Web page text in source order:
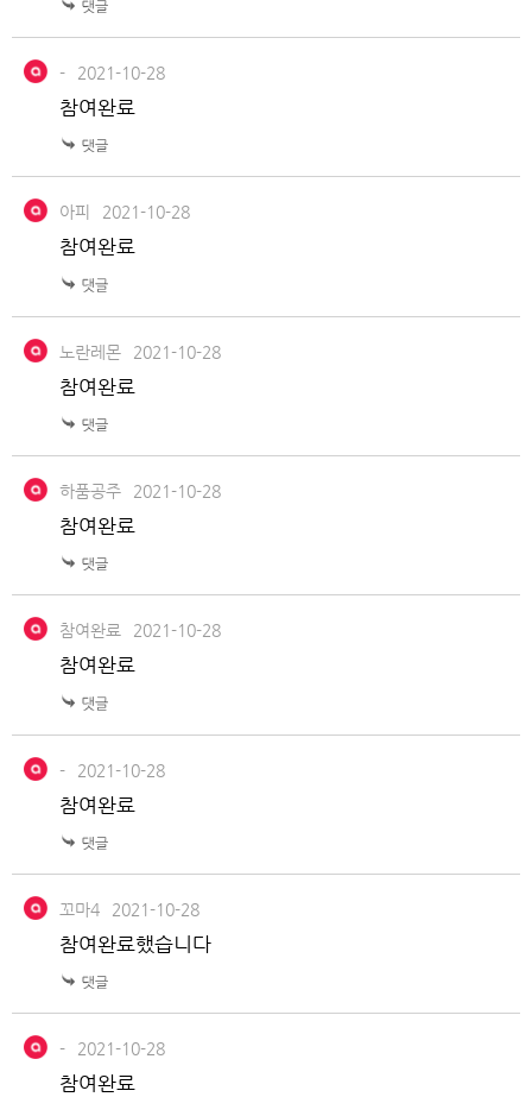
- 2021-10-28
참여완료
아피 2021-10-28
참여완료
노란레몬 2021-10-28
참여완료
하품공주 2021-10-28
참여완료
참여완료 2021-10-28
참여완료
- 2021-10-28
참여완료
꼬마4 2021-10-28
참여완료했습니다
- 2021-10-28
참여완료